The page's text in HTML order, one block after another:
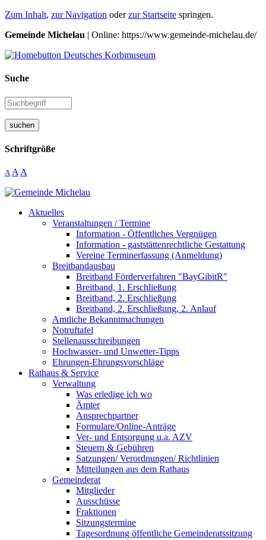
Zum Inhalt, zur Navigation oderzur Startseite springen.
Gemeinde Michelau | Online: https://www.gemeinde-michelau.de/
Suche
suchen
Schriftgröße
A A A
Aktuelles
Veranstaltungen / Termine
Information - Öffentliches Vergnügen
Information - gaststättenrechtliche Gestattung
Vereine Terminerfassung (Anmeldung)
Breitbandausbau
Breitband Förderverfahren "BayGibitR"
Breitband, 1. Erschließung
Breitband, 2. Erschließung
Breitband, 2. Erschließung, 2. Anlauf
Amtliche Bekanntmachungen
Notruftafel
Stellenausschreibungen
Hochwasser- und Unwetter-Tipps
Ehrungen-Ehrungsvorschläge
Rathaus & Service
Verwaltung
Was erledige ich wo
Ämter
Ansprechpartner
Formulare/Online-Anträge
Ver- und Entsorgung u.a. AZV
Steuern & Gebühren
Satzungen/ Verordnungen/ Richtlinien
Mitteilungen aus dem Rathaus
Gemeinderat
Mitglieder
Ausschüsse
Fraktionen
Sitzungstermine
Tagesordnung öffentliche Gemeinderatssitzung